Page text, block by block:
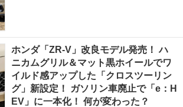
ホンダ「ZR-V」改良モデル発売！ ハ
ニカムグリル＆マット黒ホイールでワ
イルド感アップした「クロスツーリン
グ」新設定！ ガソリン車廃止で「e：H
EV」に一本化！ 何が変わった？